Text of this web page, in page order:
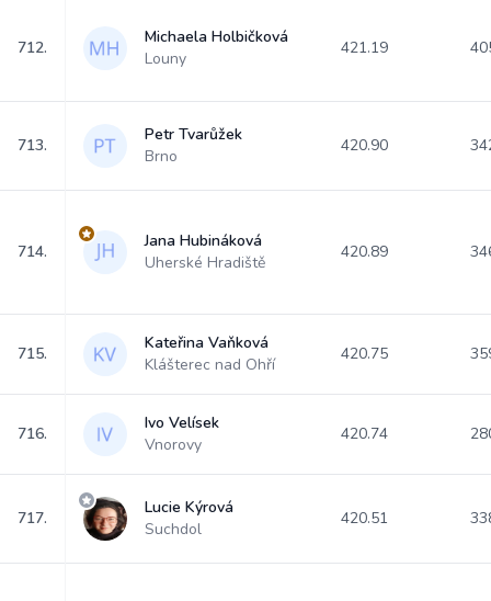
712.
Michaela Holbičková
Louny
421.19
713.
Petr Tvarůžek
Brno
420.90
714.
Jana Hubináková
Uherské Hradiště
420.89
715.
Kateřina Vaňková
Klášterec nad Ohří
420.75
716.
Ivo Velísek
Vnorovy
420.74
717.
Lucie Kýrová
Suchdol
420.51